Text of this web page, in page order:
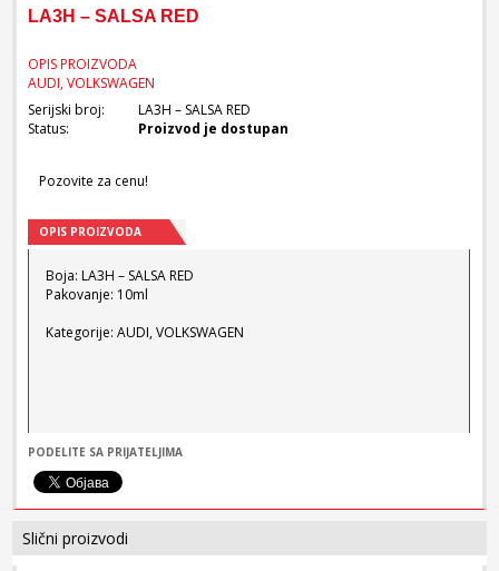
LA3H – SALSA RED
OPIS PROIZVODA
AUDI, VOLKSWAGEN
Serijski broj:
LA3H – SALSA RED
Status:
Proizvod je dostupan
Pozovite za cenu!
OPIS PROIZVODA
Boja: LA3H – SALSA RED
Pakovanje: 10ml
Kategorije: AUDI, VOLKSWAGEN
PODELITE SA PRIJATELJIMA
Slični proizvodi